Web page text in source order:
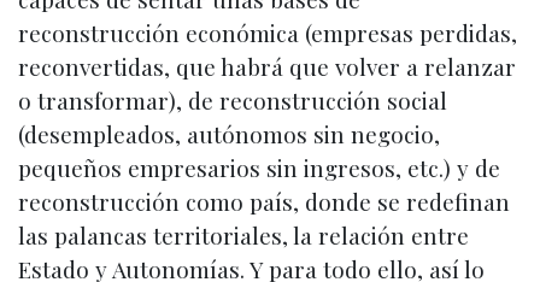
reconstrucción económica (empresas perdidas,
reconvertidas, que habrá que volver a relanzar
o transformar), de reconstrucción social
(desempleados, autónomos sin negocio,
pequeños empresarios sin ingresos, etc.) y de
reconstrucción como país, donde se redefinan
las palancas territoriales, la relación entre
Estado y Autonomías. Y para todo ello, así lo